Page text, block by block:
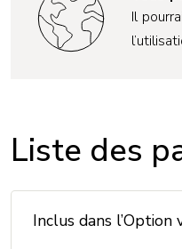
Il
Liste des
Inclus dans